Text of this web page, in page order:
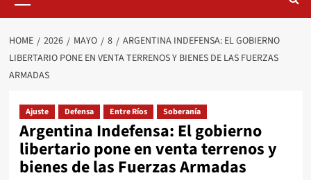
HOME 2026 MAYO 8
ARGENTINA INDEFENSA: EL GOBIERNO
LIBERTARIO PONE EN VENTA TERRENOS Y BIENES DE LAS FUERZAS
ARMADAS
Ajuste Defensa Entre Ríos Soberanía
Argentina Indefensa: El gobierno
libertario pone en venta terrenos y
bienes de las Fuerzas Armadas